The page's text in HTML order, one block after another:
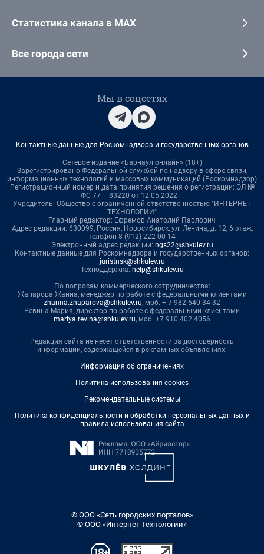
Статистика канала в MAX
Все города сети
Мы в соцсетях
Контактные данные для Роскомнадзора и государственных органов
Сетевое издание «Барнаул онлайн» (18+)
Зарегистрировано Федеральной службой по надзору в сфере связи,
информационных технологий и массовых коммуникаций (Роскомнадзор)
Регистрационный номер и дата принятия решения о регистрации: ЭЛ №
ФС 77 – 83220 от 12.05.2022 г.
Учредитель: Общество с ограниченной ответственностью "ИНТЕРНЕТ
ТЕХНОЛОГИИ"
Главный редактор: Ефремов Анатолий Павлович
Адрес редакции: 630099, Россия, Новосибирск, ул. Ленина, д. 12, 6 этаж,
телефон 8 (912) 222-00-14
Электронный адрес редакции: ngs22@shkulev.ru
Контактные данные для Роскомнадзора и государственных органов:
juristnsk@shkulev.ru
Техподдержка: help@shkulev.ru
По вопросам коммерческого сотрудничества:
Жапарова Жанна, менеджер по работе с федеральными клиентами
zhanna.zhaparova@shkulev.ru, моб. + 7 982 640 34 32
Ревина Мария, директор по работе с федеральными клиентами
mariya.revina@shkulev.ru, моб. +7 910 402 4056
Редакция сайта не несет ответственности за достоверность
информации, содержащейся в рекламных объявлениях.
Информация об ограничениях
Политика использования cookies
Рекомендательные системы
Политика конфиденциальности и обработки персональных данных и
правила использования сайта
© ООО «Сеть городских порталов»
© ООО «Интернет Технологии»